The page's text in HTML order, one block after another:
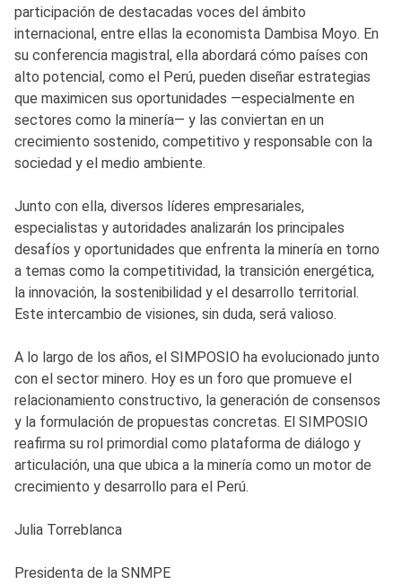
participación de destacadas voces del ámbito
internacional, entre ellas la economista Dambisa Moyo. En
su conferencia magistral, ella abordará cómo países con
alto potencial, como el Perú, pueden diseñar estrategias
que maximicen sus oportunidades —especialmente en
sectores como la minería— y las conviertan en un
crecimiento sostenido, competitivo y responsable con la
sociedad y el medio ambiente.
Junto con ella, diversos líderes empresariales,
especialistas y autoridades analizarán los principales
desafíos y oportunidades que enfrenta la minería en torno
a temas como la competitividad, la transición energética,
la innovación, la sostenibilidad y el desarrollo territorial.
Este intercambio de visiones, sin duda, será valioso.
A lo largo de los años, el SIMPOSIO ha evolucionado junto
con el sector minero. Hoy es un foro que promueve el
relacionamiento constructivo, la generación de consensos
y la formulación de propuestas concretas. El SIMPOSIO
reafirma su rol primordial como plataforma de diálogo y
articulación, una que ubica a la minería como un motor de
crecimiento y desarrollo para el Perú.
Julia Torreblanca
Presidenta de la SNMPE